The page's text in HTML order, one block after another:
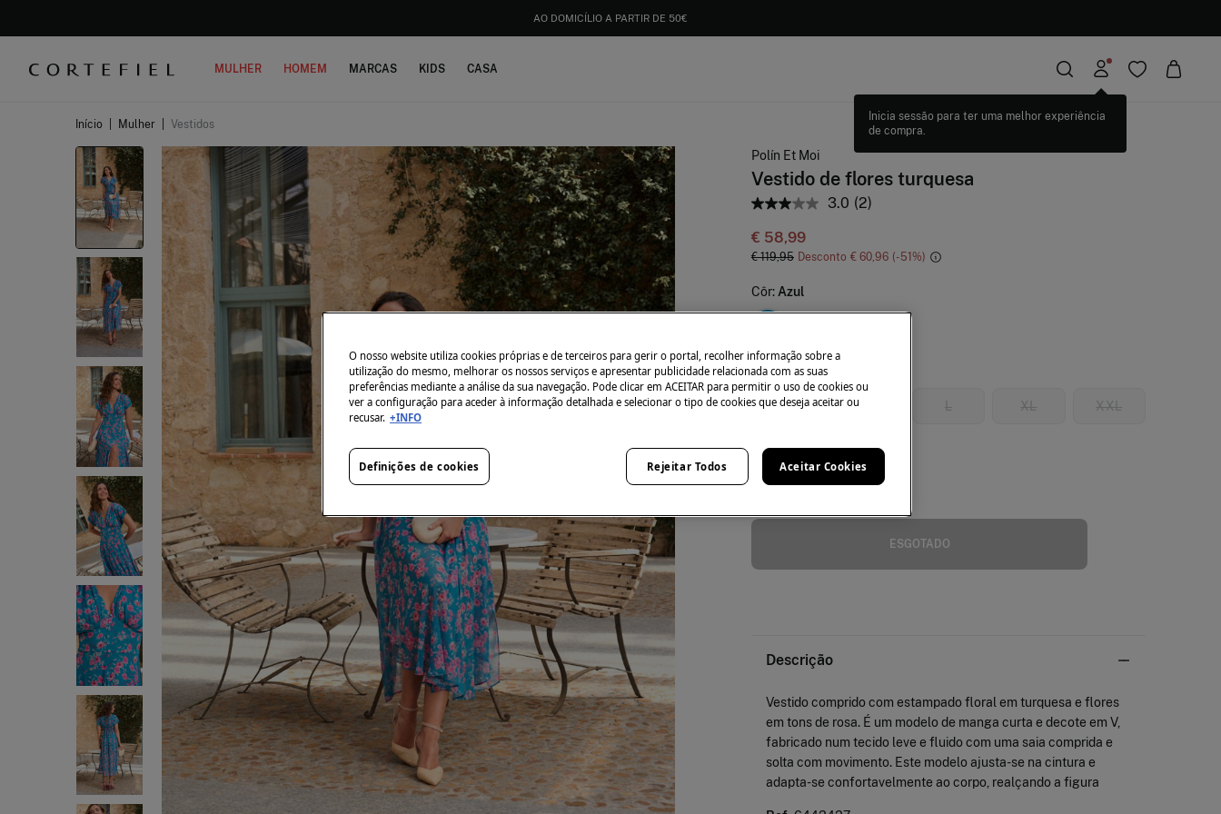
DESCARREGUE A APPE OBTENHA UM 10% DE DESCONTO EXTRA.
MULHER HOMEM MARCAS KIDS CASA
Início Mulher Vestidos
Polín Et Moi
Vestido de flores turquesa
3.0 (2)
€ 58,99
€ 119,95 Desconto € 60,96 51
Côr: Azul
Tamanho:
S L XL XXL
XXXL XXXXL
ESGOTADO
Descrição
Vestido comprido com estampado floral em turquesa e flores
em tons de rosa. É um modelo de manga curta e decote em V,
fabricado num tecido leve e fluido com uma saia comprida e
solta com movimento. Este modelo ajusta-se na cintura e
adapta-se confortavelmente ao corpo, realçando a figura
O nosso website utiliza cookies próprias e de terceiros para gerir o portal, recolher informação sobre a
utilização do mesmo, melhorar os nossos serviços e apresentar publicidade relacionada com as suas
preferências mediante a análise da sua navegação. Pode clicar em ACEITAR para permitir o uso de cookies ou
ver a configuração para aceder à informação detalhada e selecionar o tipo de cookies que deseja aceitar ou
recusar. +INFO
Rejeitar Todos Aceitar Cookies
Definições de cookies